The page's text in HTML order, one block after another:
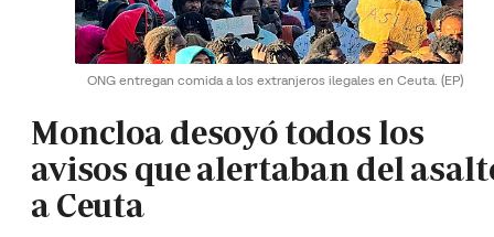
ONG entregan comida a los extranjeros ilegales en Ceuta. (EP)
Moncloa desoyó todos los
avisos que alertaban del
a Ceuta